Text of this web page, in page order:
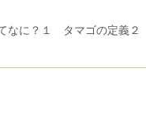
なに？１ タマゴの定義